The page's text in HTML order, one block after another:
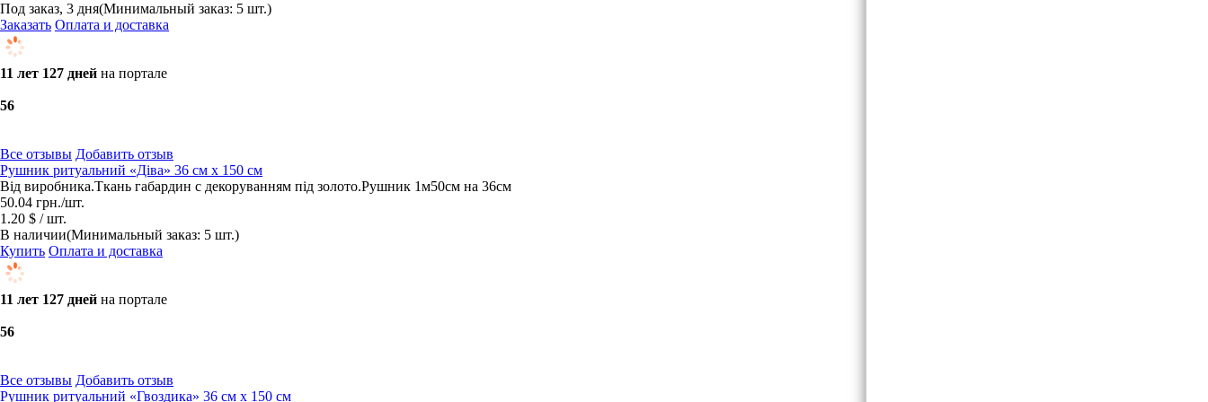
Под заказ, 3 дня(Минимальный заказ: 5 шт.)
Заказать Оплата и доставка
11 лет 127 дней на портале
56
Все отзывы Добавить отзыв
Рушник ритуальний «Діва» 36 см х 150 см
Від виробника.Ткань габардин с декоруванням під золото.Рушник 1м50см на 36см
50.04 грн./шт.
1.20 $ / шт.
В наличии(Минимальный заказ: 5 шт.)
Купить Оплата и доставка
11 лет 127 дней на портале
56
Все отзывы Добавить отзыв
Рушник ритуальний «Гвоздика» 36 см х 150 см